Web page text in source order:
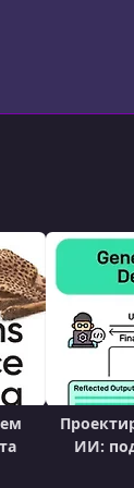
математики,
ИИ: